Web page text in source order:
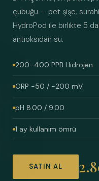
çubuğu — pet şişe,
HydroPod ile birlikte 5
antioksidan su.
200–400 PPB Hidrojen
ORP -50 / -200 mV
pH 8.00 / 9.00
1 ay kullanım ömrü
SATIN AL